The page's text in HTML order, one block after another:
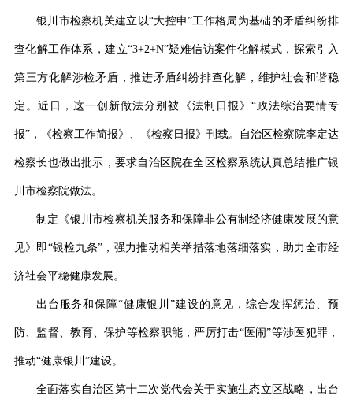
银川市检察机关建立以“大控申”工作格局为基础的矛盾纠纷排
查化解工作体系，建立“3+2+N”疑难信访案件化解模式，探索引入
第三方化解涉检矛盾，推进矛盾纠纷排查化解，维护社会和谐稳
定。近日，这一创新做法分别被《法制日报》 “政法综治要情专
报”，《检察工作简报》、《检察日报》刊载。自治区检察院李定达
检察长也做出批示，要求自治区院在全区检察系统认真总结推广银
川 市检察院做法。
制定《银川市检察机关服务和保障非公有制经济健康发展的意
见》即“银检九条”，强力推动相关举措落地落细落实，助力全市经
济社会平稳健康发展。
出台服务和保障“健康银川”建设的意见，综合发挥惩治、预
防、监督、教育、保护等检察职能，严厉打击“医闹”等涉医犯罪，
推动“健康银川”建设。
全面落实自治区第十二次党代会关于实施生态立区战略，出台